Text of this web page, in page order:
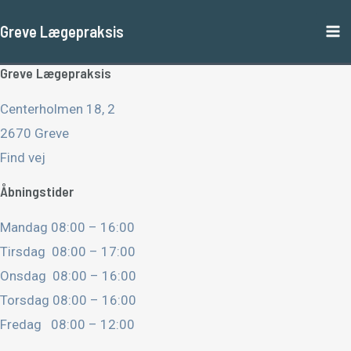
til
Greve Lægepraksis
Greve Lægepraksis
Centerholmen 18, 2
2670 Greve
Find vej
Åbningstider
Mandag 08:00 – 16:00
Tirsdag 08:00 – 17:00
Onsdag 08:00 – 16:00
Torsdag 08:00 – 16:00
Fredag 08:00 – 12:00